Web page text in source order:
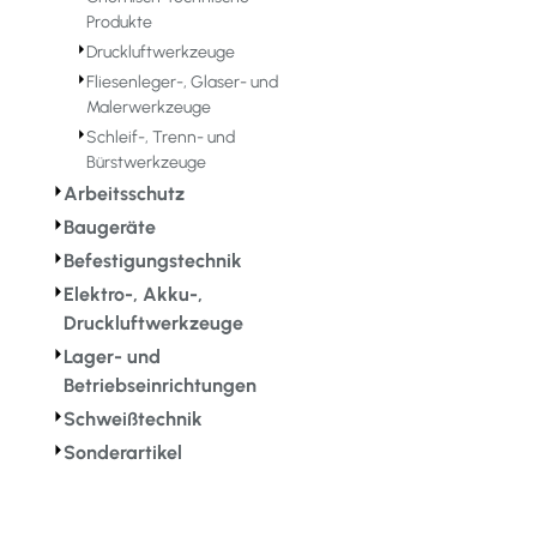
Produkte
⏵Druckluftwerkzeuge
⏵Fliesenleger-, Glaser- und
Malerwerkzeuge
⏵Schleif-, Trenn- und
Bürstwerkzeuge
⏵Arbeitsschutz
⏵Baugeräte
⏵Befestigungstechnik
⏵Elektro-, Akku-,
Druckluftwerkzeuge
⏵Lager- und
Betriebseinrichtungen
⏵Schweißtechnik
⏵Sonderartikel